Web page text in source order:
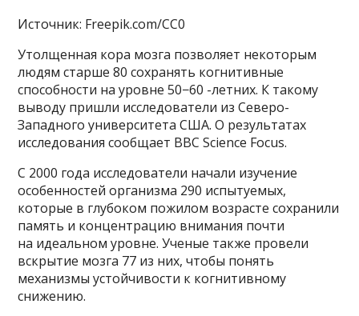
Источник: Freepik.com/CC0
Утолщенная кора мозга позволяет некоторым
людям старше 80 сохранять когнитивные
способности на уровне 50−60 -летних. К такому
выводу пришли исследователи из Северо-
Западного университета США. О результатах
исследования сообщает BBC Science Focus.
С 2000 года исследователи начали изучение
особенностей организма 290 испытуемых,
которые в глубоком пожилом возрасте сохранили
память и концентрацию внимания почти
на идеальном уровне. Ученые также провели
вскрытие мозга 77 из них, чтобы понять
механизмы устойчивости к когнитивному
снижению.